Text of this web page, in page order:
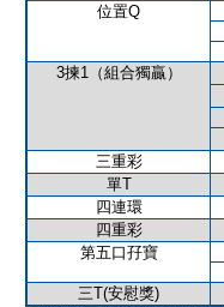
位置Q
3揀1（組合獨贏）
三重彩
單T
四連環
四重彩
第五口孖寶
三T(安慰獎)